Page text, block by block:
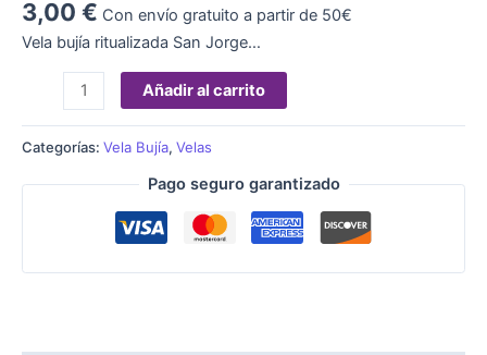
3,00 € Con envío gratuito a partir de 50€
Vela bujía ritualizada San Jorge…
Añadir al carrito
Categorías: Vela Bujía, Velas
Pago seguro garantizado